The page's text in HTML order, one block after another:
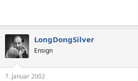
LongDongSilver
Ensign
7. Januar 2002